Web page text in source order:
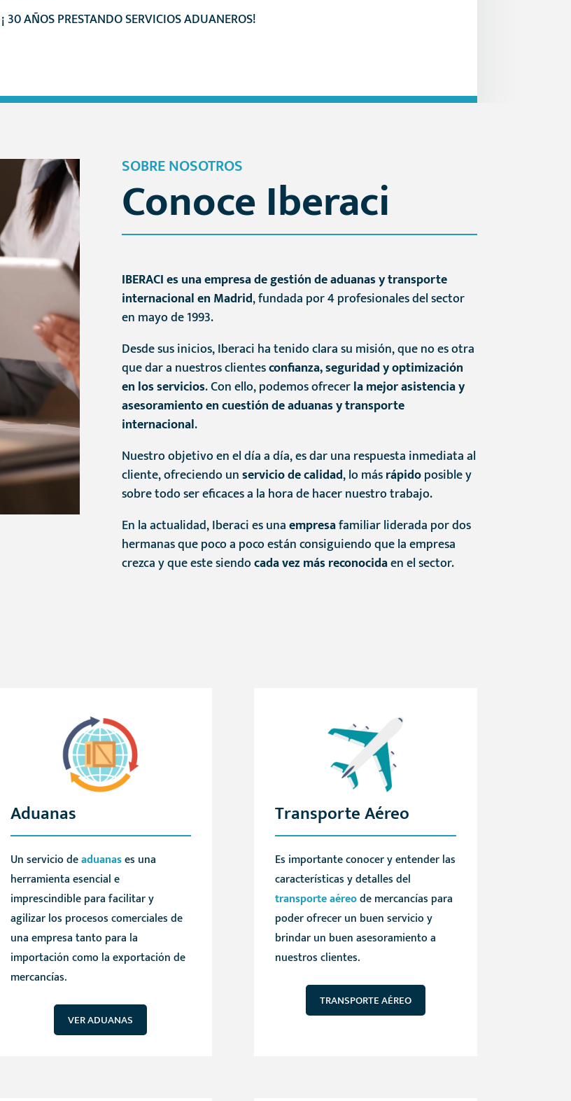
¡ 30 AÑOS PRESTANDO SERVICIOS ADUANEROS!
SOBRE NOSOTROS
Conoce Iberaci
IBERACI es una empresa de gestión de aduanas y transporte
internacional en Madrid, fundada por 4 profesionales del sector
en mayo de 1993.
Desde sus inicios, Iberaci ha tenido clara su misión, que no es otra
que dar a nuestros clientesconfianza, seguridad y optimización
en los servicios. Con ello, podemos ofrecerla mejor asistencia y
asesoramiento en cuestión de aduanas y transporte
internacional.
Nuestro objetivo en el día a día, es dar una respuesta inmediata al
cliente, ofreciendo unservicio de calidad, lo másrápidoposible y
sobre todo ser eficaces a la hora de hacer nuestro trabajo.
En la actualidad, Iberaci es unaempresafamiliar liderada por dos
hermanas que poco a poco están consiguiendo que la empresa
crezca y que este siendocada vez más reconocidaen el sector.
Aduanas
Un servicio deaduanases una
herramienta esencial e
imprescindible para facilitar y
agilizar los procesos comerciales de
una empresa tanto para la
importación como la exportación de
mercancías.
VER ADUANAS
Transporte Aéreo
Es importante conocer y entender las
características y detalles del
transporte aéreode mercancías para
poder ofrecer un buen servicio y
brindar un buen asesoramiento a
nuestros clientes.
TRANSPORTE AÉREO